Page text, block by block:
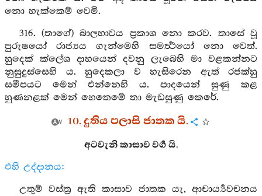
නො හැක්කෙම් වෙමි.
316. (තාගේ) බාලභාවය ප්‍රකාශ නො කරව. තාසේ වූ
පුරුෂයෝ රාජ්‍යය ගැන්මෙහි සමර්‍ත්‍ථයෝ නො වෙත්.
හුදෙක් ක්ලේශ දාහයෙන් දවනු ලැබෙහි මා වළකන්නට
නුසුදුස්සෙහි ය. හුදෙකලා ව හැසිරෙන ඇත් රජක්හු
සමීපයට මෙන් එන්නෙහි ය. පාදයෙන් සුණු කළ
හුණනළක් මෙන් හෙතෙමේ තා මැඩසුණු කෙරේ.
10. දුතිය පලාසි ජාතක යි.
අටවැනි කාසාව වර්‍ග යි.
එහි උද්දානය:
උතුම් වස්ත්‍ර ඇති කාසාව ජාතක යැ, ආචාර්‍ය්‍යවචනය